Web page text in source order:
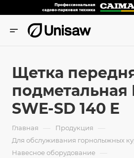
Щетка
подметальная
SWE-SD 140 E
Главная — Продукция —
Для обслуживания горнолыжных
Навесное оборудование —